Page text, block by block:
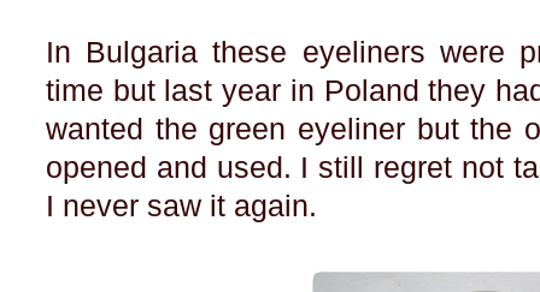
In Bulgaria these eyeliners were
time but last year in Poland they
wanted the green eyeliner but the
opened and used. I still regret not
I never saw it again.